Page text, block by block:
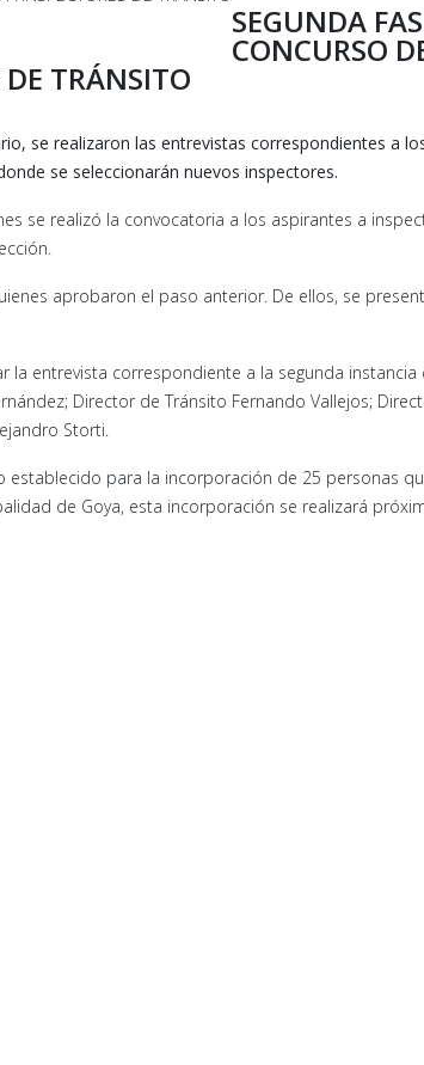
SEGUNDA
CONCURSO
DE TRÁNSITO
se realizaron las entrevistas correspondientes a
se seleccionarán nuevos inspectores.
se realizó la convocatoria a los aspirantes a
aprobaron el paso anterior. De ellos, se
la entrevista correspondiente a la segunda
Director de Tránsito Fernando Vallejos;
Storti.
para la incorporación de 25 personas
de Goya, esta incorporación se realizará